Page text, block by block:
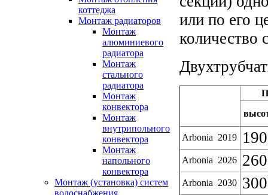
коттеджа
Монтаж радиаторов
Монтаж
алюминиевого
радиатора
Монтаж
стального
радиатора
Монтаж
конвектора
Монтаж
внутрипольного
конвектора
Монтаж
напольного
конвектора
Монтаж (установка) систем
водоснабжения
или по его
количество
Arbonia 2019 190
Arbonia 2026 260
Arbonia 2030 300